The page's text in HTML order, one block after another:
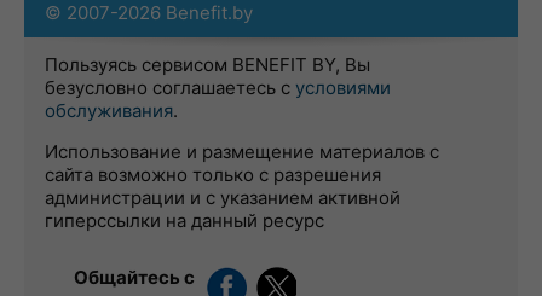
© 2007-2026 Benefit.by
Пользуясь сервисом BENEFIT BY, Вы
безусловно соглашаетесь с условиями
обслуживания.
Использование и размещение материалов с
сайта возможно только с разрешения
администрации и с указанием активной
гиперссылки на данный ресурс
Общайтесь с